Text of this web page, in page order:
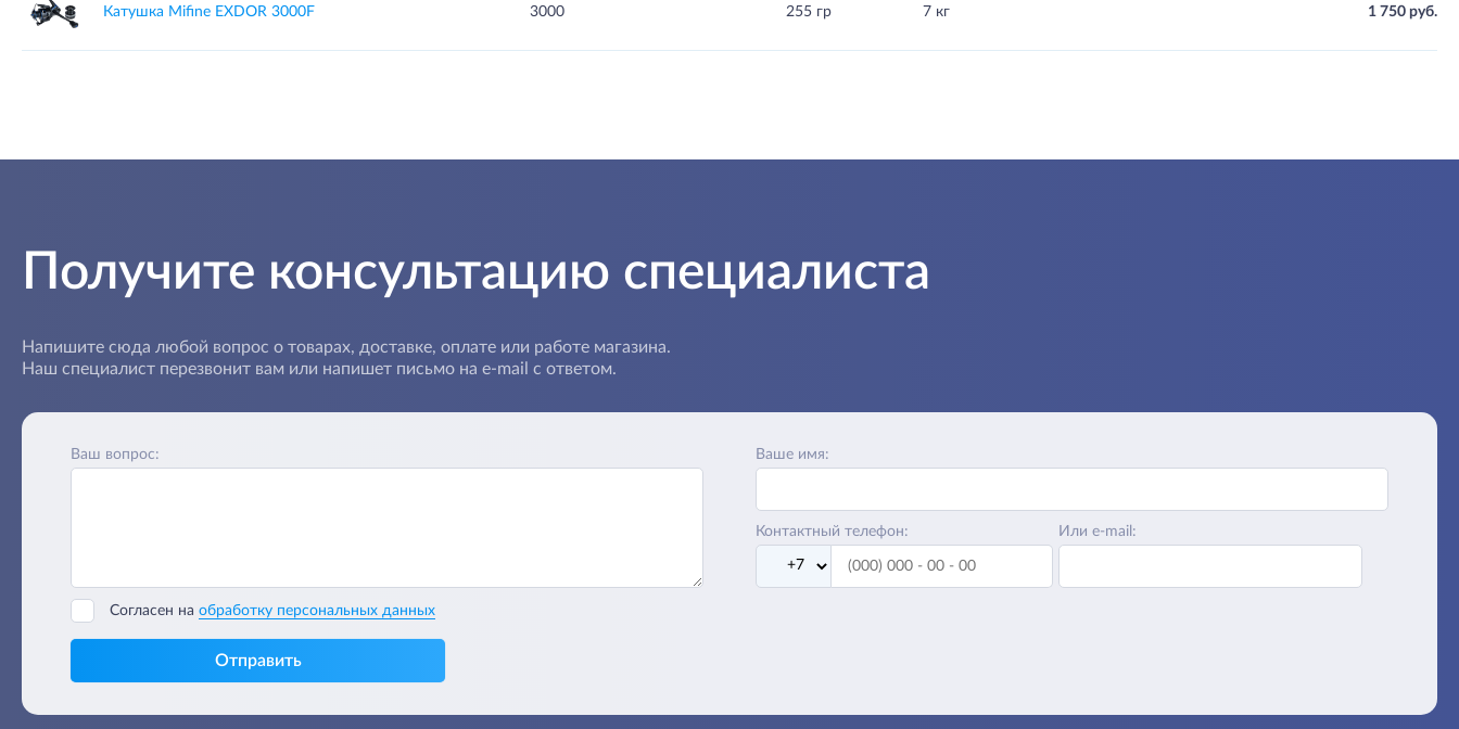
Катушка Mifine EXDOR 3000F 3000 255 гр 7 кг 1 750 руб.
Получите консультацию специалиста
Напишите сюда любой вопрос о товарах, доставке, оплате или работе магазина.
Наш специалист перезвонит вам или напишет письмо на e-mail с ответом.
Ваш вопрос: Ваше имя:
Контактный телефон: Или e-mail:
Согласен на обработку персональных данных
Отправить